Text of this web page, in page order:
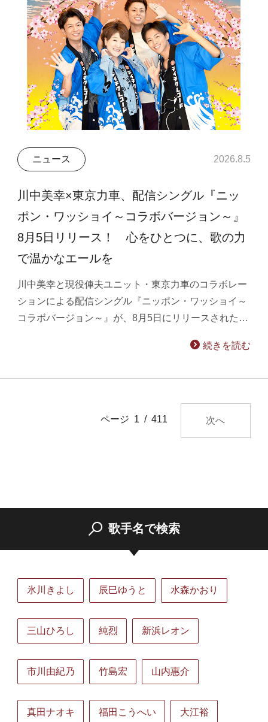
ニュース 2026.8.5
川中美幸×東京力車、配信シングル『ニッ
ポン・ワッショイ～コラボバージョン～』
8月5日リリース！ 心をひとつに、歌の力
で温かなエールを
川中美幸と現役俥夫ユニット・東京力車のコラボレー
ションによる配信シングル『ニッポン・ワッショイ～
コラボバージョン～』が、8月5日にリリースされた…
続きを読む
ページ 1 / 411 次へ
歌手名で検索
氷川きよし 辰巳ゆうと 水森かおり
三山ひろし 純烈 新浜レオン
市川由紀乃 竹島宏 山内惠介
真田ナオキ 福田こうへい 大江裕